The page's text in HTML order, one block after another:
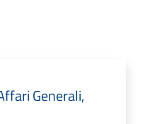
Generali,